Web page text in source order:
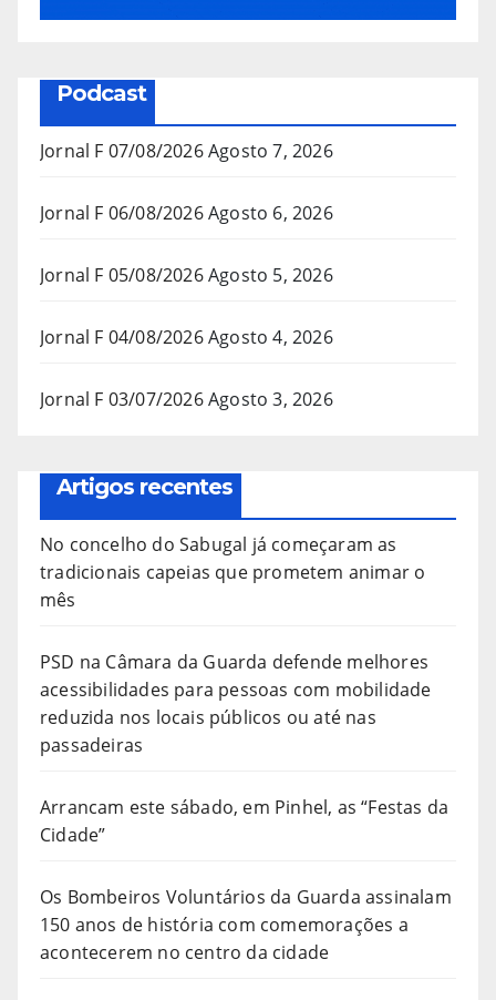
Podcast
Jornal F 07/08/2026Agosto 7, 2026
Jornal F 06/08/2026Agosto 6, 2026
Jornal F 05/08/2026Agosto 5, 2026
Jornal F 04/08/2026Agosto 4, 2026
Jornal F 03/07/2026Agosto 3, 2026
Artigos recentes
No concelho do Sabugal já começaram as
tradicionais capeias que prometem animar o
mês
PSD na Câmara da Guarda defende melhores
acessibilidades para pessoas com mobilidade
reduzida nos locais públicos ou até nas
passadeiras
Arrancam este sábado, em Pinhel, as “Festas da
Cidade”
Os Bombeiros Voluntários da Guarda assinalam
150 anos de história com comemorações a
acontecerem no centro da cidade